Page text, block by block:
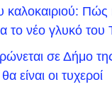
Πώς
το νέο γλυκό του
σε Δήμο
είναι οι τυχεροί